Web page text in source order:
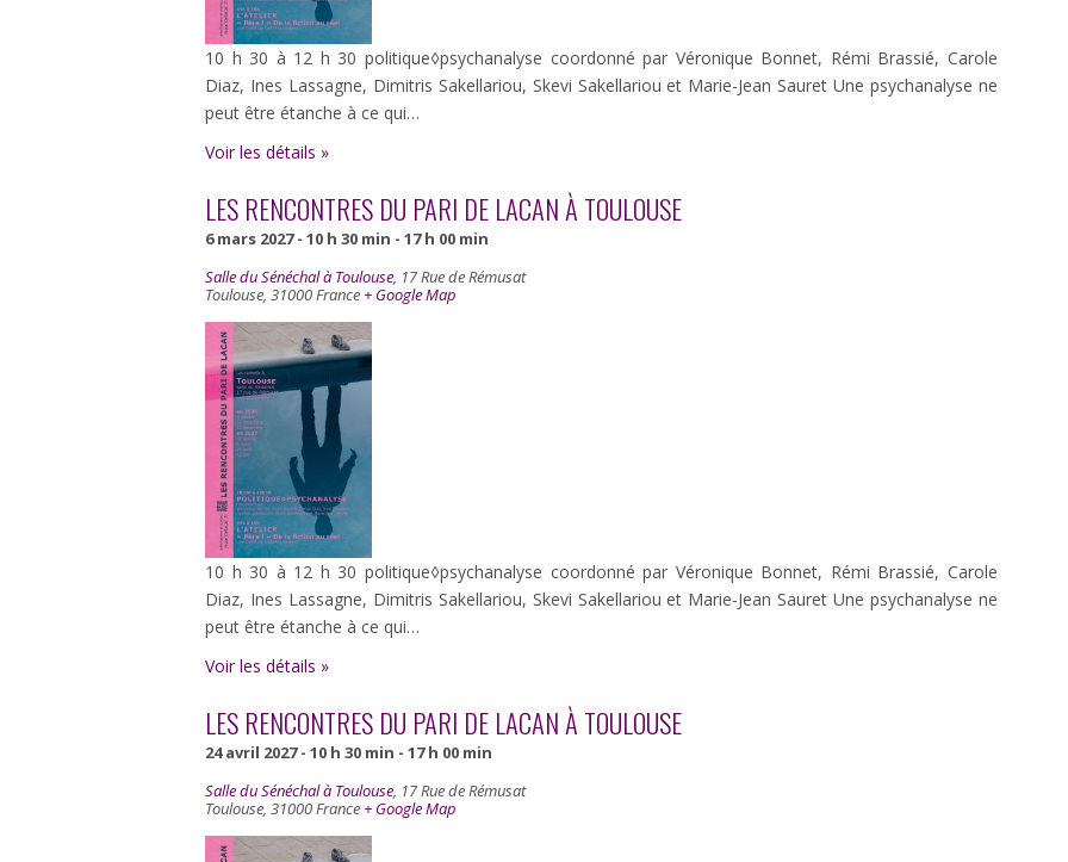
10 h 30 à 12 h 30 politique◊psychanalyse coordonné par Véronique Bonnet, Rémi Brassié, Carole
Diaz, Ines Lassagne, Dimitris Sakellariou, Skevi Sakellariou et Marie-Jean Sauret Une psychanalyse ne
peut être étanche à ce qui…
Voir les détails »
LES RENCONTRES DU PARI DE LACAN À TOULOUSE
6 mars 2027 - 10 h 30 min - 17 h 00 min
Salle du Sénéchal à Toulouse, 17 Rue de Rémusat
Toulouse, 31000France + Google Map
10 h 30 à 12 h 30 politique◊psychanalyse coordonné par Véronique Bonnet, Rémi Brassié, Carole
Diaz, Ines Lassagne, Dimitris Sakellariou, Skevi Sakellariou et Marie-Jean Sauret Une psychanalyse ne
peut être étanche à ce qui…
Voir les détails »
LES RENCONTRES DU PARI DE LACAN À TOULOUSE
24 avril 2027 - 10 h 30 min - 17 h 00 min
Salle du Sénéchal à Toulouse, 17 Rue de Rémusat
Toulouse, 31000France + Google Map